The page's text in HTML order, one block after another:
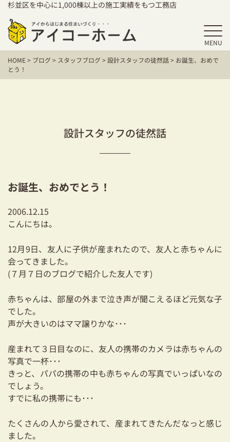
杉並区を中心に1,000棟以上の施工実績をもつ工務店
MENU
HOME
保証／アフターサポート
二世帯住宅をお考えの方
リフォーム・リノベーションをお考えの方
HOME> ブログ> スタッフブログ>設計スタッフの徒然話> お誕生、おめで
とう！
設計スタッフの徒然話
お誕生、おめでとう！
2006.12.15
こんにちは。
12月9日、友人に子供が産まれたので、友人と赤ちゃんに
会ってきました。
(７月７日のブログで紹介した友人です)
赤ちゃんは、部屋の外まで泣き声が聞こえるほど元気な子
でした。
声が大きいのはママ譲りかな･･･
産まれて３日目なのに、友人の携帯のカメラは赤ちゃんの
写真で一杯･･･
きっと、パパの携帯の中も赤ちゃんの写真でいっぱいなの
でしょう。
すでに私の携帯にも･･･
たくさんの人から愛されて、産まれてきたんだなっと感じ
ました。